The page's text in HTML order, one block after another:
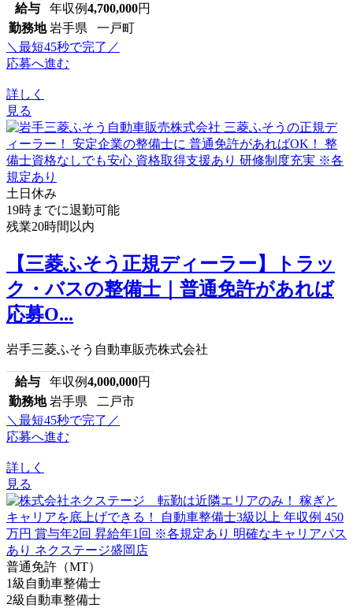
給与 年収例4,700,000円
勤務地 岩手県 一戸町
＼最短45秒で完了／
応募へ進む
詳しく
見る
土日休み
19時までに退勤可能
残業20時間以内
【三菱ふそう正規ディーラー】トラッ
ク・バスの整備士｜普通免許があれば
応募O...
岩手三菱ふそう自動車販売株式会社
給与 年収例4,000,000円
勤務地 岩手県 二戸市
＼最短45秒で完了／
応募へ進む
詳しく
見る
普通免許（MT）
1級自動車整備士
2級自動車整備士